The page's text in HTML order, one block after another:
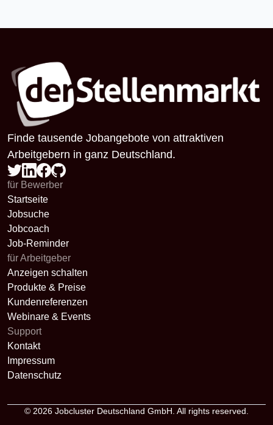
Finde tausende Jobangebote von attraktiven
Arbeitgebern in ganz Deutschland.
für Bewerber
Startseite
Jobsuche
Jobcoach
Job-Reminder
für Arbeitgeber
Anzeigen schalten
Produkte & Preise
Kundenreferenzen
Webinare & Events
Support
Kontakt
Impressum
Datenschutz
© 2026 Jobcluster Deutschland GmbH. All rights reserved.